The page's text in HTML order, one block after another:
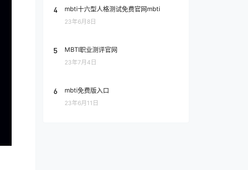
4 mbti十六型人格测试免费官网mbti
23年6月8日
5 MBTI职业测评官网
23年7月4日
6 mbti免费版入口
23年6月11日